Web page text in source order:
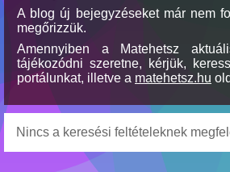
A blog új bejegyzéseket már nem
megőrizzük.
Amennyiben a Matehetsz
tájékozódni szeretne, kérjük,
portálunkat, illetve a matehetsz.hu
Nincs a keresési feltételeknek